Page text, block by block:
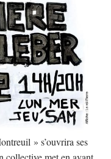
» s’ouvrira ses